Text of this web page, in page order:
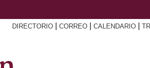
DIRECTORIO CORREO CALENDARIO